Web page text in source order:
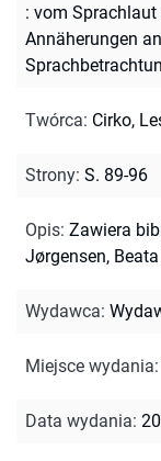
: vom
Annäherungen
Twórca: Cirko,
Strony: S. 89-96
Opis: Zawiera
Jørgensen,
Wydawca:
Miejsce wydania:
Data wydania: